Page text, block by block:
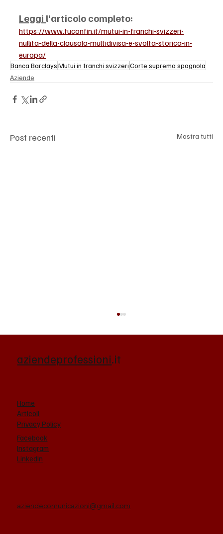
Leggi l'articolo completo:
https://www.tuconfin.it/mutui-in-franchi-svizzeri-
nullita-della-clausola-multidivisa-e-svolta-storica-in-
europa/
Banca BarclaysMutui in franchi svizzeriCorte suprema spagnola
Aziende
Post recenti Mostra tutti
Di Zacomo Rinnova, pronta la certificazione
Soa OG1 cat III per i lavori pubblici
aziendeprofessioni.it
Home
Articoli
Privacy Policy
Facebook
Instagram
LinkedIn
aziendecomunicazioni@gmail.com